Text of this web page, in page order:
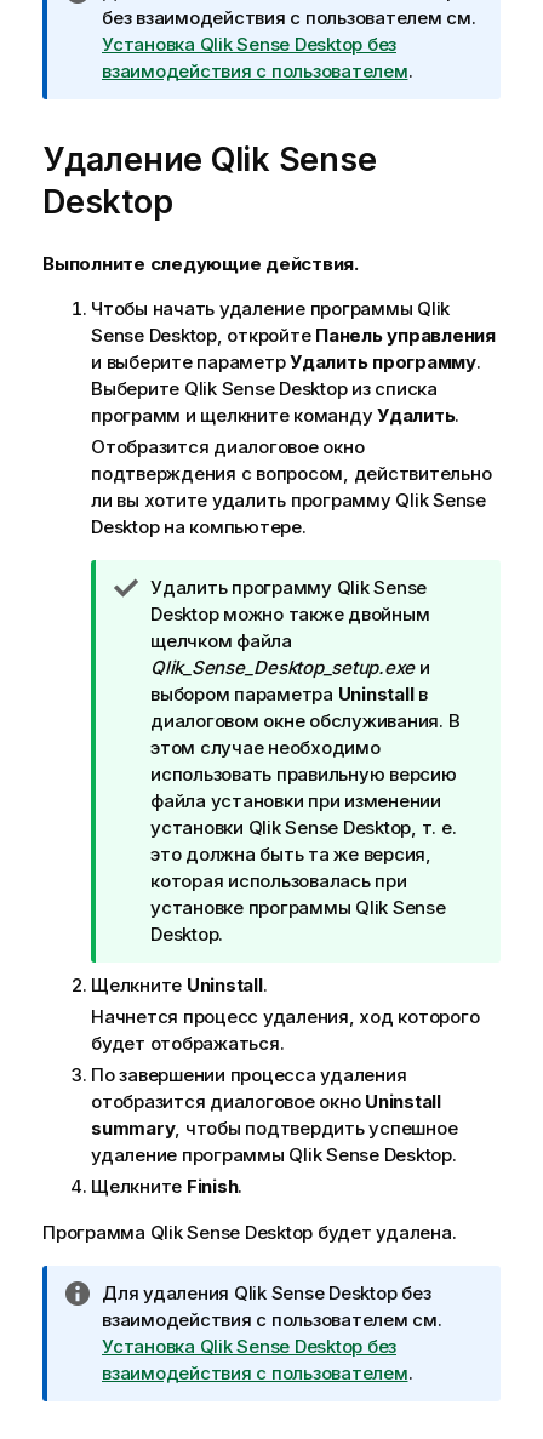
р
и
м
а
н
и
к
н
ф
о
р
м
а
ц
и
и
без взаимодействия с пользователем см.
Установка Qlik Sense Desktop без
взаимодействия с пользователем.
Удаление Qlik Sense
Desktop
Выполните следующие действия.
Чтобы начать удаление программы Qlik
Sense Desktop, откройте Панель управления
и выберите параметрУдалить программу.
Выберите Qlik Sense Desktopиз списка
программ и щелкните командуУдалить.
Отобразится диалоговое окно
подтверждения с вопросом, действительно
ли вы хотите удалить программу Qlik Sense
Desktopна компьютере.
П
р
и
м
е
ч
а
н
и
е
к
п
о
д
к
а
з
к
е
Удалить программу Qlik Sense
Desktopможно также двойным
щелчком файла
Qlik_Sense_Desktop_setup.exeи
выбором параметра Uninstallв
диалоговом окне обслуживания. В
этом случае необходимо
использовать правильную версию
файла установки при изменении
установки Qlik Sense Desktop , т. е.
это должна быть та же версия,
которая использовалась при
установке программы Qlik Sense
Desktop.
Щелкните Uninstall.
Начнется процесс удаления, ход которого
будет отображаться.
По завершении процесса удаления
отобразится диалоговое окно Uninstall
summary, чтобы подтвердить успешное
удаление программы Qlik Sense Desktop.
Щелкните Finish.
Программа Qlik Sense Desktop будет удалена.
П
р
и
м
Для удаления Qlik Sense Desktopбез
взаимодействия с пользователем см.
Установка Qlik Sense Desktop без
взаимодействия с пользователем.